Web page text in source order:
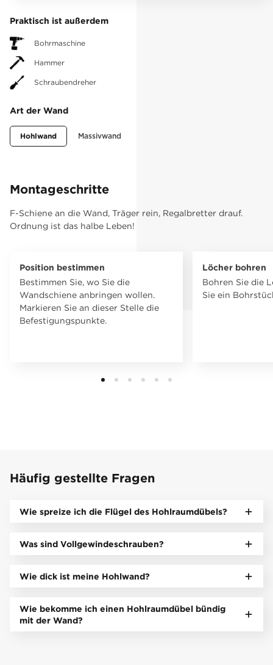
Montageschritte
F-Schiene an die Wand, Träger rein, Regalbretter drauf.
Ordnung ist das halbe Leben!
Position bestimmen
Bestimmen Sie, wo Sie die
Wandschiene anbringen wollen.
Markieren Sie an dieser Stelle die
Befestigungspunkte.
Löcher bohren
Bohren Sie die
Sie ein
Praktisch ist außerdem
Bohrmaschine
Hammer
Schraubendreher
Art der Wand
Hohlwand Massivwand
Häufig gestellte Fragen
Wie spreize ich die Flügel des Hohlraumdübels?
Was sind Vollgewindeschrauben?
Wie dick ist meine Hohlwand?
Wie bekomme ich einen Hohlraumdübel bündig
mit der Wand?